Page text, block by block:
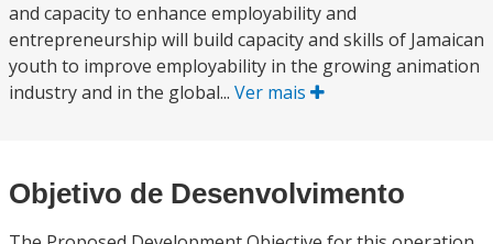
and capacity to enhance employability and
entrepreneurship will build capacity and skills of Jamaican
youth to improve employability in the growing animation
industry and in the global... Ver mais
Objetivo de Desenvolvimento